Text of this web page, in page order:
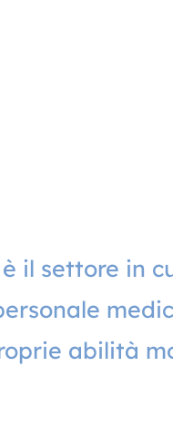
è il settore in
abilità